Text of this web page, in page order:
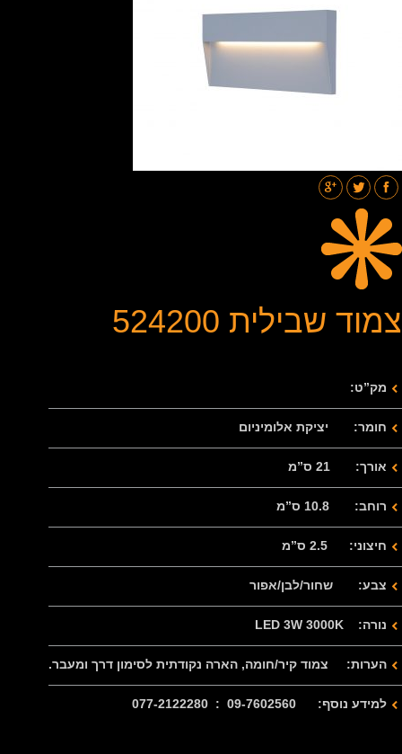
בלוג
צמוד שבילית 524200
מק”ט:
חומר: יציקת אלומיניום
אורך: 21 ס”מ
רוחב: 10.8 ס”מ
חיצוני: 2.5 ס”מ
צבע: שחור/לבן/אפור
נורה: LED 3W 3000K
הערות: צמוד קיר/חומה, הארה נקודתית לסימון דרך ומעבר.
למידע נוסף: 09-7602560 : 077-2122280